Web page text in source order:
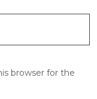
browser for the